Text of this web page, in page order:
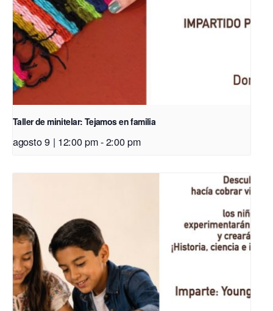
Taller de minitelar: Tejamos en familia
agosto 9 | 12:00 pm-2:00 pm